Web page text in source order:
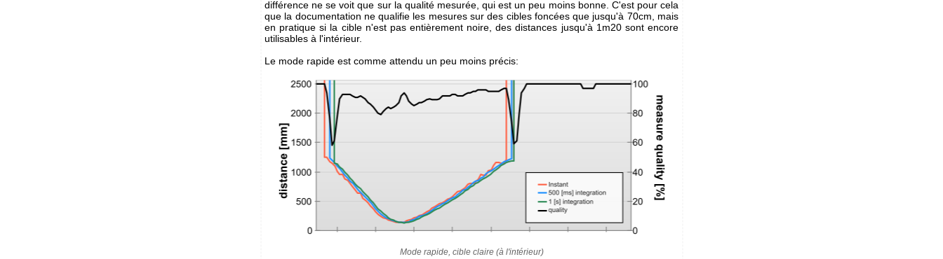
différence ne se voit que sur la qualité mesurée, qui est un peu moins bonne. C'est pour cela
que la documentation ne qualifie les mesures sur des cibles foncées que jusqu'à 70cm, mais
en pratique si la cible n'est pas entièrement noire, des distances jusqu'à 1m20 sont encore
utilisables à l'intérieur.
Le mode rapide est comme attendu un peu moins précis:
Mode rapide, cible claire (à l'intérieur)